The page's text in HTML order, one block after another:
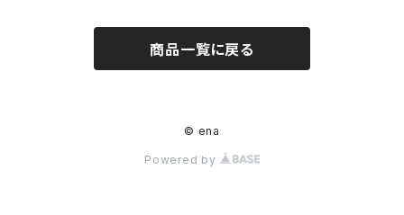
商品一覧に戻る
© ena
Powered by